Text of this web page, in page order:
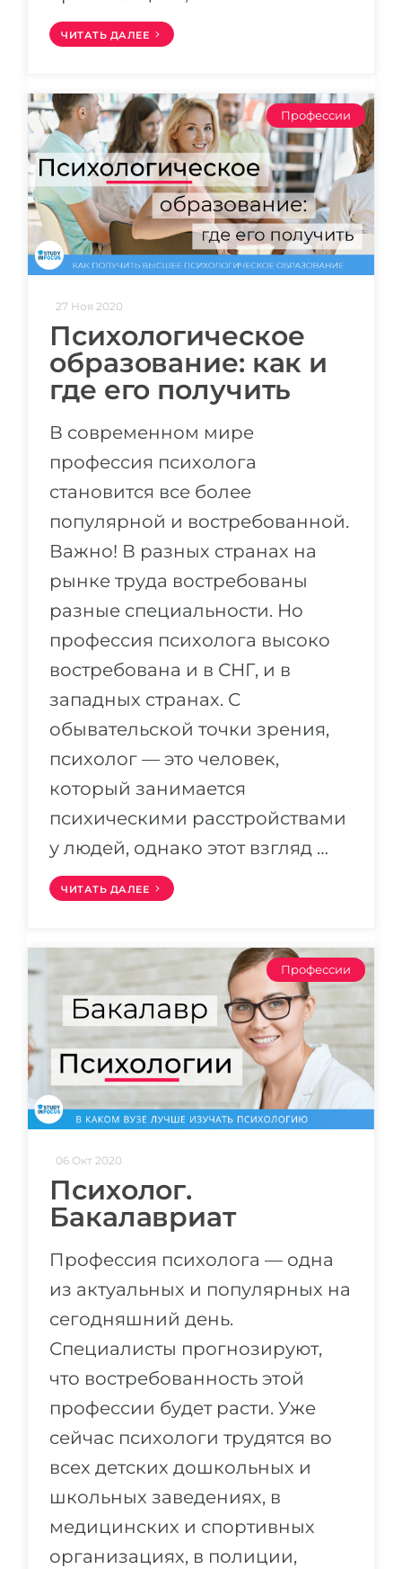
ЧИТАТЬ ДАЛЕЕ
Профессии
27 Ноя 2020
Психологическое
образование: как и
где его получить
В современном мире
профессия психолога
становится все более
популярной и востребованной.
Важно! В разных странах на
рынке труда востребованы
разные специальности. Но
профессия психолога высоко
востребована и в СНГ, и в
западных странах. С
обывательской точки зрения,
психолог — это человек,
который занимается
психическими расстройствами
у людей, однако этот взгляд …
ЧИТАТЬ ДАЛЕЕ
Профессии
06 Окт 2020
Психолог.
Бакалавриат
Профессия психолога — одна
из актуальных и популярных на
сегодняшний день.
Специалисты прогнозируют,
что востребованность этой
профессии будет расти. Уже
сейчас психологи трудятся во
всех детских дошкольных и
школьных заведениях, в
медицинских и спортивных
организациях, в полиции,